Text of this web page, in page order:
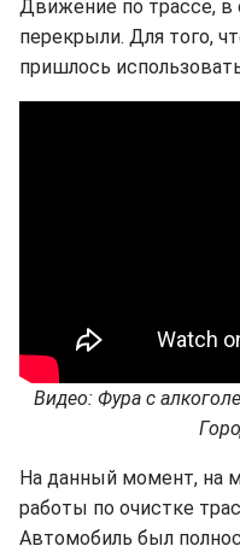
Движение по трассе, в
перекрыли. Для того,
пришлось
Видео: Фура с
На данный момент, на
работы по очистке
Автомобиль был